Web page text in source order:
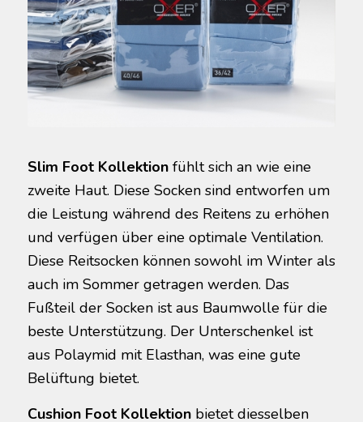
Slim Foot Kollektion fühlt sich an wie eine
zweite Haut. Diese Socken sind entworfen um
die Leistung während des Reitens zu erhöhen
und verfügen über eine optimale Ventilation.
Diese Reitsocken können sowohl im Winter als
auch im Sommer getragen werden. Das
Fußteil der Socken ist aus Baumwolle für die
beste Unterstützung. Der Unterschenkel ist
aus Polaymid mit Elasthan, was eine gute
Belüftung bietet.
Cushion Foot Kollektion bietet diesselben